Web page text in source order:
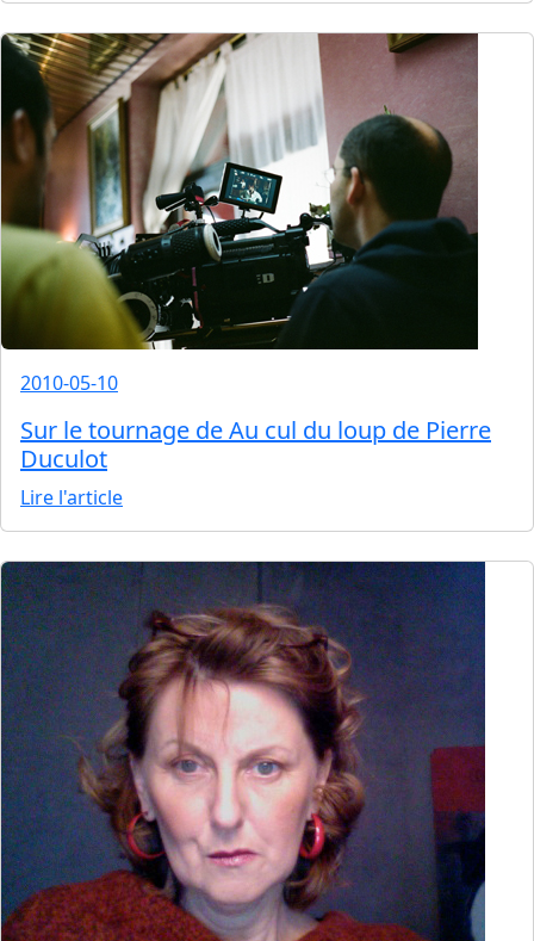
2010-05-10
Sur le tournage de Au cul du loup de Pierre
Duculot
Lire l'article